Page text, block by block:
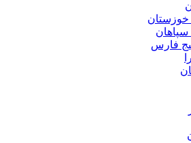
خوزستان
سپاهان
فارس